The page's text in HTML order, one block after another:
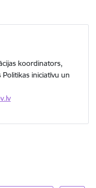
koordinators,
iniciatīvu un